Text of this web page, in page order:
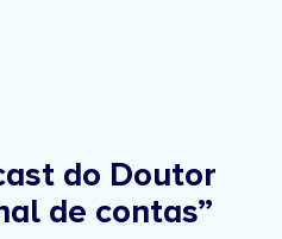
do Doutor
de contas”